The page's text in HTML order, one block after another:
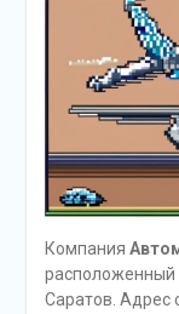
Компания
расположенный
Саратов. Адрес